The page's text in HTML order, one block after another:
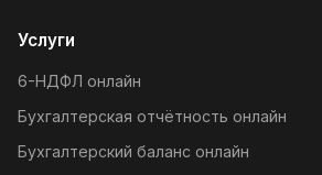
Услуги
6-НДФЛ онлайн
Бухгалтерская отчётность онлайн
Бухгалтерский баланс онлайн